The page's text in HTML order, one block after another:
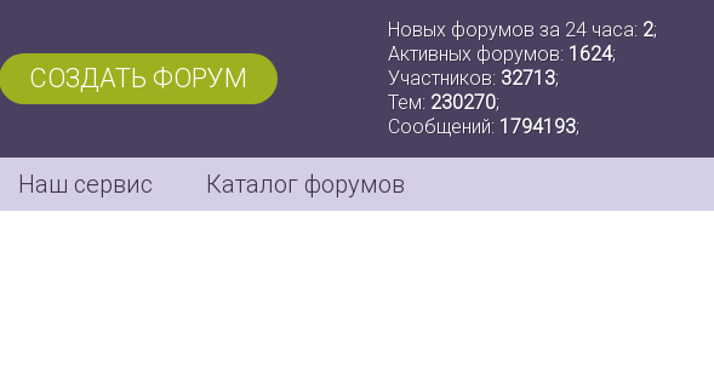
СОЗДАТЬ ФОРУМ
Новых форумов за 24 часа: 2;
Активных форумов: 1624;
Участников: 32713;
Тем: 230270;
Сообщений: 1794193;
Наш сервис Каталог форумов